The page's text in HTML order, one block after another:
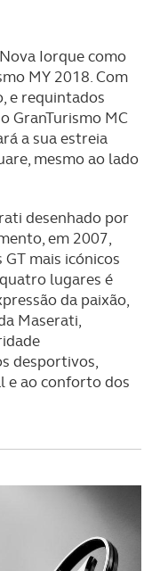
Iorque como
MY 2018. Com
e requintados
GranTurismo MC
a sua estreia
mesmo ao lado
desenhado por
em 2007,
mais icónicos
lugares é
da paixão,
Maserati,
desportivos,
e ao conforto dos